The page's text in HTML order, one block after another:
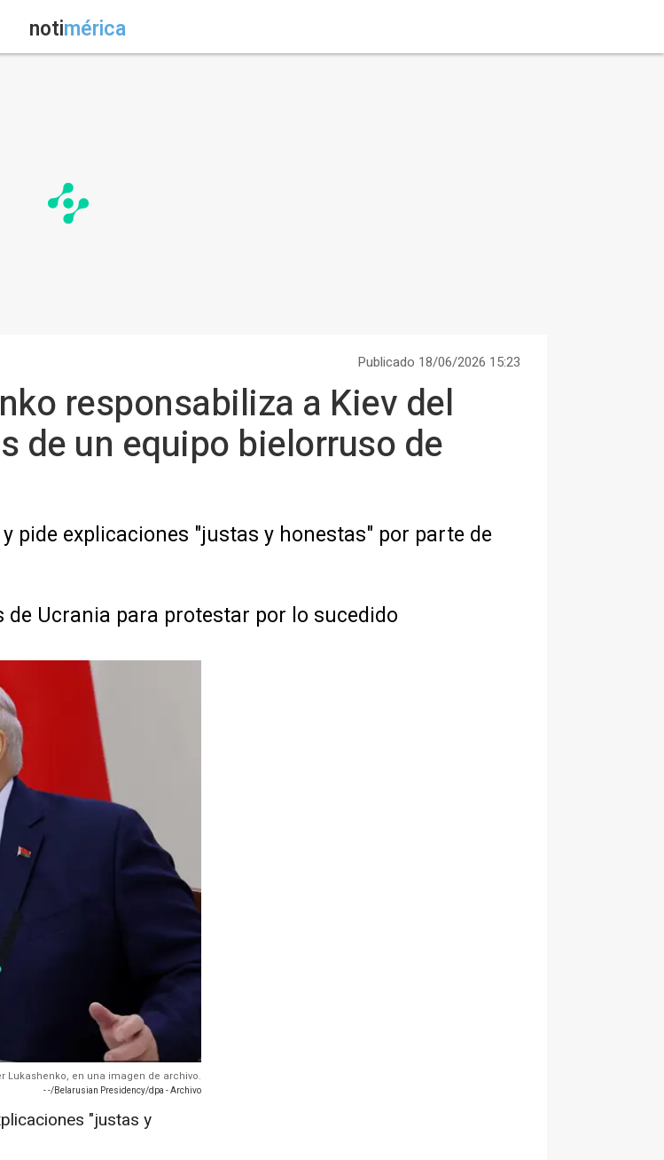
notimérica
Publicado 18/06/2026 15:23
responsabiliza a Kiev del
de un equipo bielorruso de
pide explicaciones "justas y honestas" por parte de
Ucrania para protestar por lo sucedido
Lukashenko, en una imagen de archivo.
- -/Belarusian Presidency/dpa - Archivo
"justas y